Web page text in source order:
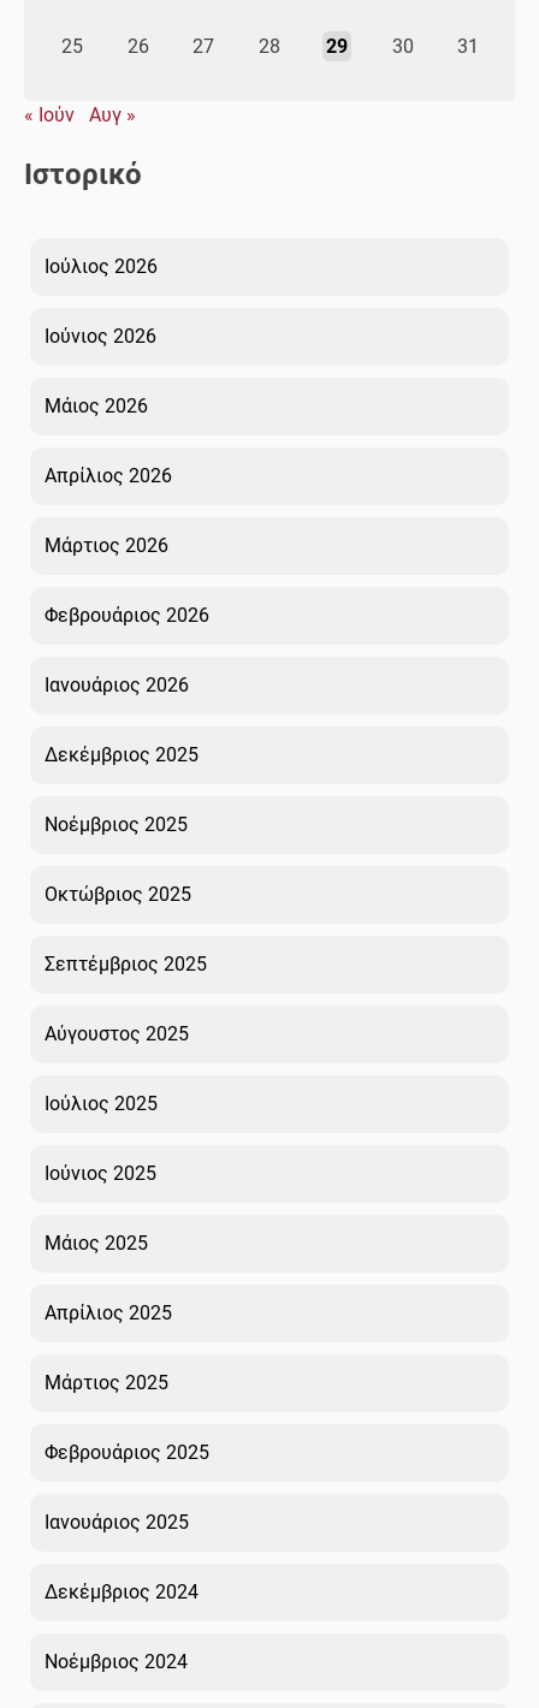
25 26 27 28 29 30 31
« Ιούν Αυγ »
Ιστορικό
Ιούλιος 2026
Ιούνιος 2026
Μάιος 2026
Απρίλιος 2026
Μάρτιος 2026
Φεβρουάριος 2026
Ιανουάριος 2026
Δεκέμβριος 2025
Νοέμβριος 2025
Οκτώβριος 2025
Σεπτέμβριος 2025
Αύγουστος 2025
Ιούλιος 2025
Ιούνιος 2025
Μάιος 2025
Απρίλιος 2025
Μάρτιος 2025
Φεβρουάριος 2025
Ιανουάριος 2025
Δεκέμβριος 2024
Νοέμβριος 2024